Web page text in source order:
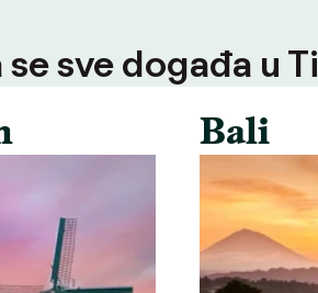
sve događa u
Bali